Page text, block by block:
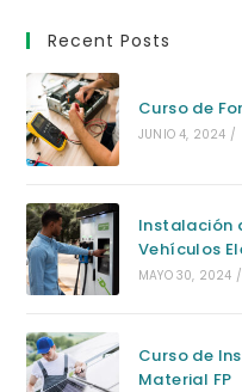
Recent Posts
Curso de
JUNIO 4, 2024 /
Instalación
Vehículos
MAYO 30, 2024 /
Curso de
Material FP